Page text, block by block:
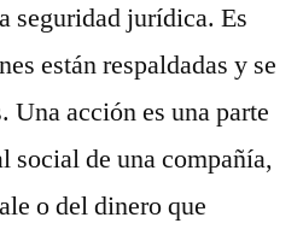
seguridad jurídica. Es
están respaldadas y se
Una acción es una parte
social de una compañía,
o del dinero que